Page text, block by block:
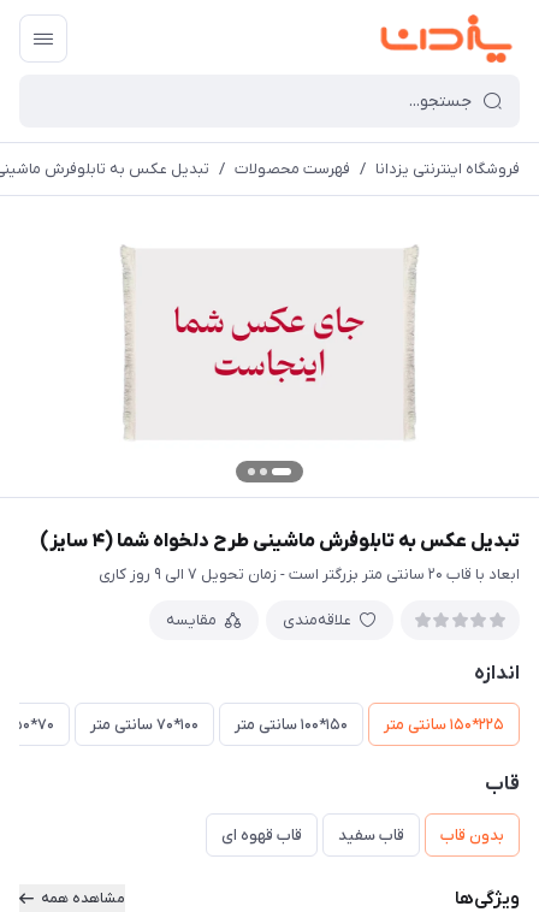
فروشگاه اینترنتی یزدانا / فهرست محصولات / تبدیل عکس به تابلوفرش ماشینی
تبدیل عکس به تابلوفرش ماشینی طرح دلخواه شما (4 سایز)
ابعاد با قاب 20 سانتی متر بزرگتر است - زمان تحویل 7 الی 9 روز کاری
علاقه‌مندی مقایسه
اندازه
225*150 سانتی متر 150*100 سانتی متر 100*70 سانتی متر 70*50 سانتی متر
قاب
بدون قاب قاب سفید قاب قهوه ای
ویژگی‌ها مشاهده همه